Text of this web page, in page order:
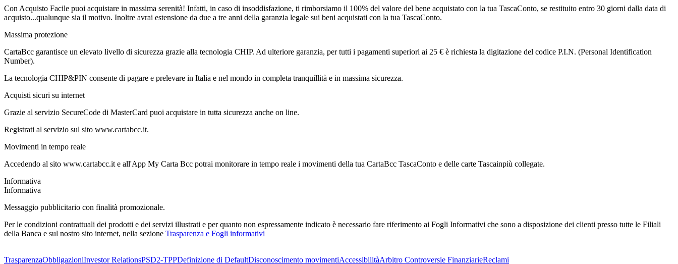
Con Acquisto Facile puoi acquistare in massima serenità! Infatti, in caso di insoddisfazione, ti rimborsiamo il 100% del valore del bene acquistato con la tua TascaConto, se restituito entro 30 giorni dalla data di
acquisto...qualunque sia il motivo. Inoltre avrai estensione da due a tre anni della garanzia legale sui beni acquistati con la tua TascaConto.
Massima protezione
CartaBcc garantisce un elevato livello di sicurezza grazie alla tecnologia CHIP. Ad ulteriore garanzia, per tutti i pagamenti superiori ai 25 € è richiesta la digitazione del codice P.I.N. (Personal Identification
Number).
La tecnologia CHIP&PIN consente di pagare e prelevare in Italia e nel mondo in completa tranquillità e in massima sicurezza.
Acquisti sicuri su internet
Grazie al servizio SecureCode di MasterCard puoi acquistare in tutta sicurezza anche on line.
Registrati al servizio sul sito www.cartabcc.it.
Movimenti in tempo reale
Accedendo al sito www.cartabcc.it e all'App My Carta Bcc potrai monitorare in tempo reale i movimenti della tua CartaBcc TascaConto e delle carte Tascainpiù collegate.
Informativa
Informativa
Messaggio pubblicitario con finalità promozionale.
Per le condizioni contrattuali dei prodotti e dei servizi illustrati e per quanto non espressamente indicato è necessario fare riferimento ai Fogli Informativi che sono a disposizione dei clienti presso tutte le Filiali
della Banca e sul nostro sito internet, nella sezione Trasparenza e Fogli informativi
TrasparenzaObbligazioniInvestor RelationsPSD2-TPPDefinizione di DefaultDisconoscimento movimentiAccessibilitàArbitro Controversie FinanziarieReclami